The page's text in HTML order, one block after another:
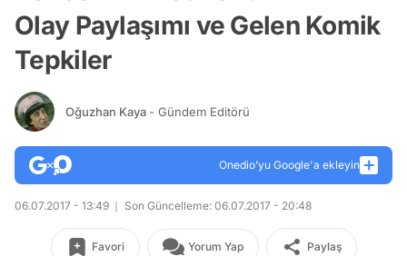
Olay Paylaşımı ve Gelen Komik
Tepkiler
Oğuzhan Kaya - Gündem Editörü
Onedio’yu Google'a ekleyin
06.07.2017 - 13:49 Son Güncelleme: 06.07.2017 - 20:48
Favori Yorum Yap Paylaş